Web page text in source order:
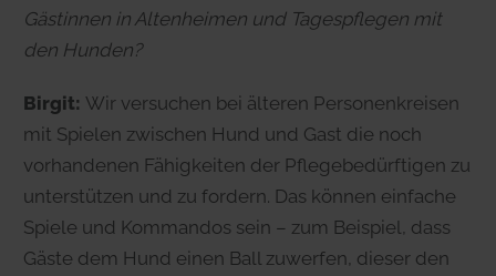
Gästinnen in Altenheimen und Tagespflegen mit
den Hunden?
Birgit: Wir versuchen bei älteren Personenkreisen
mit Spielen zwischen Hund und Gast die noch
vorhandenen Fähigkeiten der Pflegebedürftigen zu
unterstützen und zu fordern. Das können einfache
Spiele und Kommandos sein – zum Beispiel, dass
Gäste dem Hund einen Ball zuwerfen, dieser den